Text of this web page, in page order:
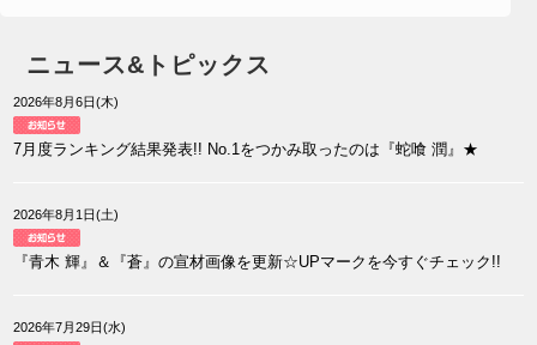
ニュース&トピックス
2026年8月6日(木)
7月度ランキング結果発表!! No.1をつかみ取ったのは『蛇喰 潤』★
2026年8月1日(土)
『青木 輝』＆『蒼』の宣材画像を更新☆UPマークを今すぐチェック!!
2026年7月29日(水)